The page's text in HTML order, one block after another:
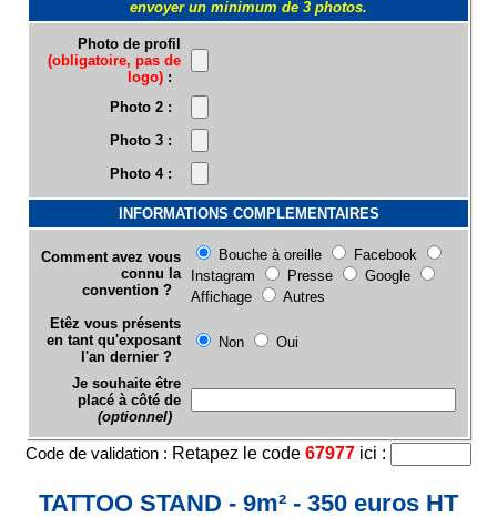
envoyer un minimum de 3 photos.
Photo de profil
(obligatoire, pas de
logo) :
Photo 2 :
Photo 3 :
Photo 4 :
INFORMATIONS COMPLEMENTAIRES
Comment avez vous
connu la
convention ?
Bouche à oreille
Facebook
Instagram
Presse
Google
Affichage
Autres
Etêz vous présents
en tant qu'exposant
l'an dernier ?
Non Oui
Je souhaite être
placé à côté de
(optionnel)
Code de validation : Retapez le code 67977 ici :
TATTOO STAND - 9m² - 350 euros HT